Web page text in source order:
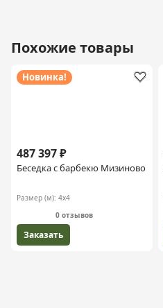
Похожие товары
Новинка!
487 397 ₽
Беседка с барбекю Мизиново
Размер (м): 4х4
0 отзывов
Заказать